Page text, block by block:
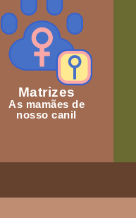
Matrizes
As mamães de
nosso canil